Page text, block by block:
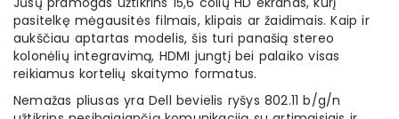
pasitelkę mėgausitės filmais, klipais ar žaidimais. Kaip ir
aukščiau aptartas modelis, šis turi panašią stereo
kolonėlių integravimą, HDMI jungtį bei palaiko visas
reikiamus kortelių skaitymo formatus.
Nemažas pliusas yra Dell bevielis ryšys 802.11 b/g/n